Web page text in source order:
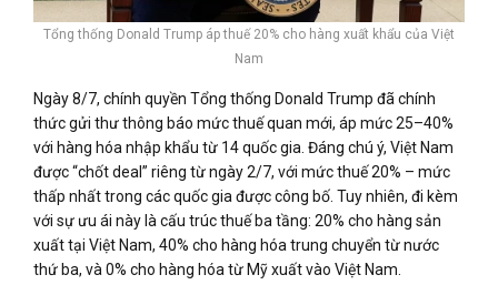
Tổng thống Donald Trump áp thuế 20% cho hàng xuất khẩu của Việt
Nam
Ngày 8/7, chính quyền Tổng thống Donald Trump đã chính
thức gửi thư thông báo mức thuế quan mới, áp mức 25–40%
với hàng hóa nhập khẩu từ 14 quốc gia. Đáng chú ý, Việt Nam
được “chốt deal” riêng từ ngày 2/7, với mức thuế 20% – mức
thấp nhất trong các quốc gia được công bố. Tuy nhiên, đi kèm
với sự ưu ái này là cấu trúc thuế ba tầng: 20% cho hàng sản
xuất tại Việt Nam, 40% cho hàng hóa trung chuyển từ nước
thứ ba, và 0% cho hàng hóa từ Mỹ xuất vào Việt Nam.